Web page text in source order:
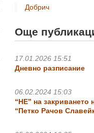
Добрич
Още
17.01.2026 15:51
Дневно разписание
06.02.2024 15:03
“НЕ” на закриването
“Петко Рачов